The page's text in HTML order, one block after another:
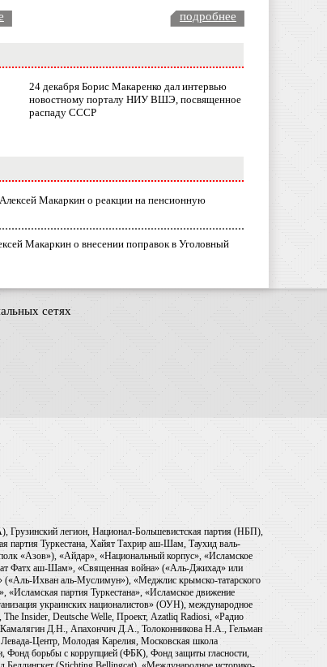
подробнее
24 декабря Борис Макаренко дал интервью
новостному порталу НИУ ВШЭ, посвященное
распаду СССР
Алексей Макаркин о реакции на пенсионную
Макаркин о внесении поправок в Уголовный
сетях
Грузинский легион, Национал-Большевистская партия (НБП),
Туркестана, Хайят Тахрир аш-Шам, Таухид валь-
«Азов»), «Айдар», «Национальный корпус», «Исламское
Фатх аш-Шам», «Священная война» («Аль-Джихад» или
Ихван аль-Муслимун»), «Меджлис крымско-татарского
партия Туркестана», «Исламское движение
украинских националистов» (ОУН), международное
Insider, Deutsche Welle, Проект, Azatliq Radiosi, «Радио
Д.Н., Апахончич Д.А., Толоконникова Н.А., Гельман
Центр, Молодая Карелия, Московская школа
Фонд борьбы с коррупцией (ФБК), Фонд защиты гласности,